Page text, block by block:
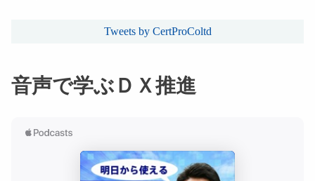
Tweets by CertProColtd
音声で学ぶＤＸ推進